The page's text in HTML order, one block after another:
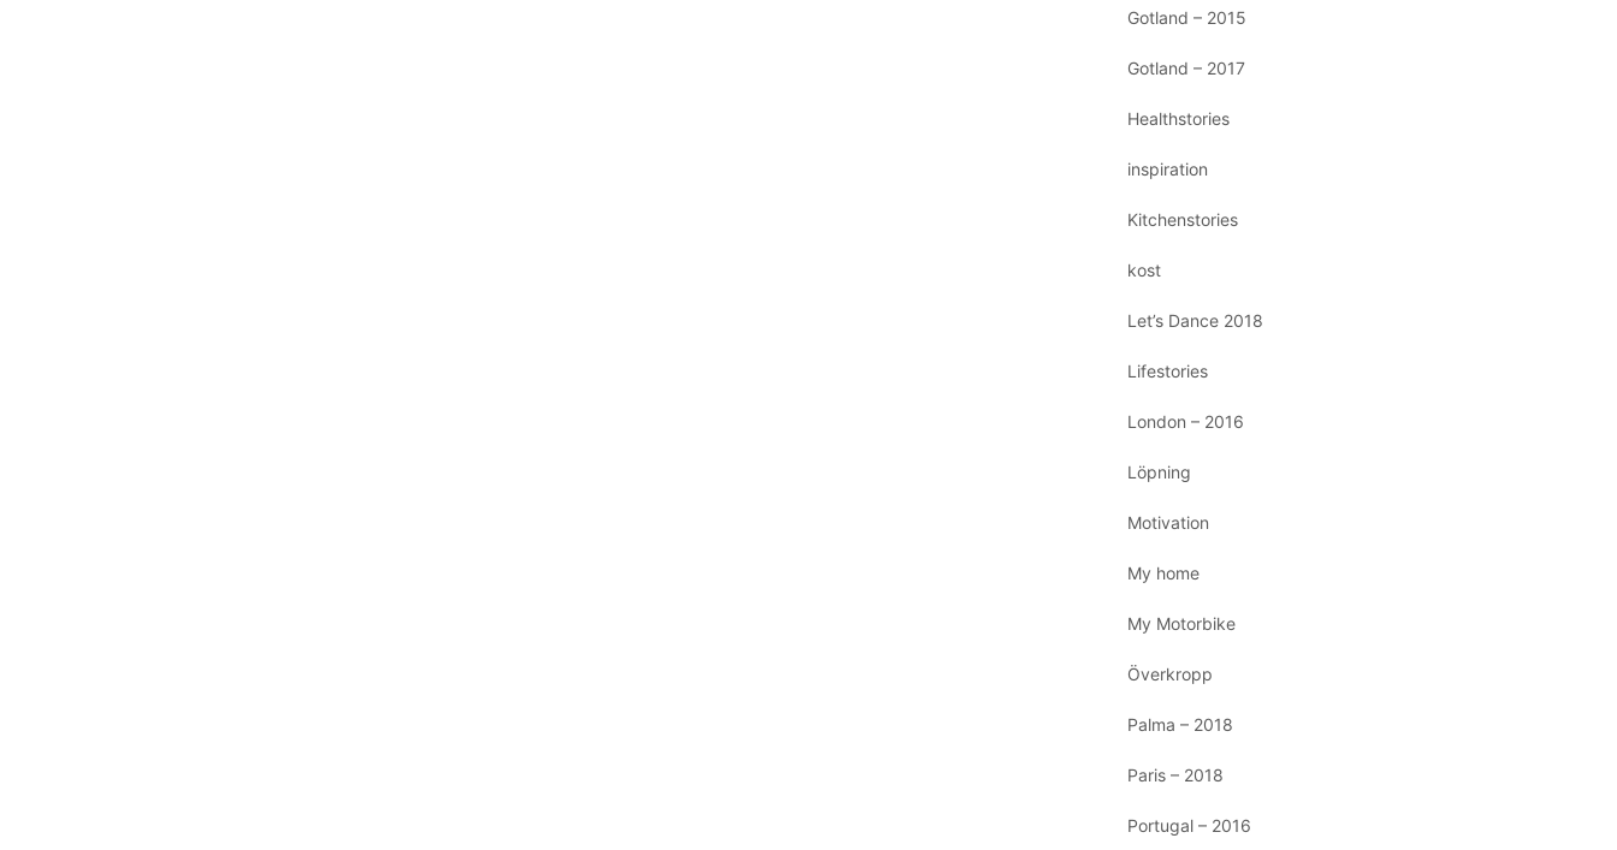
Gotland – 2015
Gotland – 2017
Healthstories
inspiration
Kitchenstories
kost
Let’s Dance 2018
Lifestories
London – 2016
Löpning
Motivation
My home
My Motorbike
Överkropp
Palma – 2018
Paris – 2018
Portugal – 2016